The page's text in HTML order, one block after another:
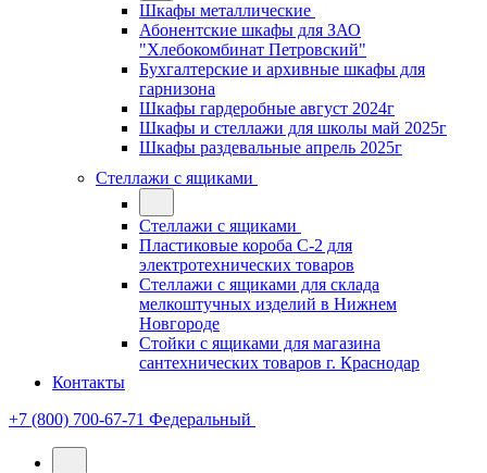
Шкафы металлические
Абонентские шкафы для ЗАО
"Хлебокомбинат Петровский"
Бухгалтерские и архивные шкафы для
гарнизона
Шкафы гардеробные август 2024г
Шкафы и стеллажи для школы май 2025г
Шкафы раздевальные апрель 2025г
Стеллажи с ящиками
Стеллажи с ящиками
Пластиковые короба С-2 для
электротехнических товаров
Стеллажи с ящиками для склада
мелкоштучных изделий в Нижнем
Новгороде
Стойки с ящиками для магазина
сантехнических товаров г. Краснодар
Контакты
+7 (800) 700-67-71 Федеральный